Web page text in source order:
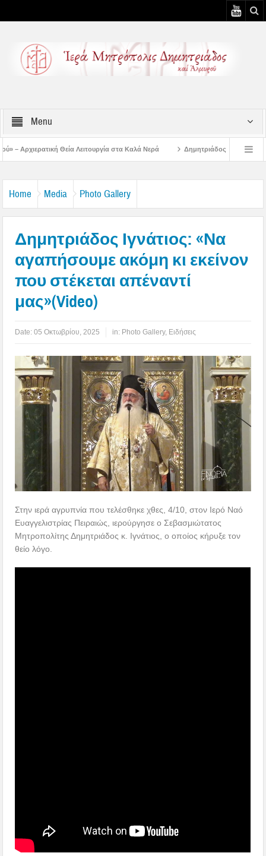
Menu
στα Καλά Νερά Δημητριάδος Ιγνάτιος: «Ο Ναός είναι ο τόπος
Home Media Photo Gallery
Δημητριάδος Ιγνάτιος: «Να
αγαπήσουμε ακόμη κι εκείνον
που στέκεται απέναντί
μας»(Video)
Date:05 Οκτωβρίου, 2025 in: Photo Gallery, Ειδήσεις
Στην ιερά αγρυπνία που τελέσθηκε χθες, 4/10, στον Ιερό Ναό
Ευαγγελιστρίας Πειραιώς, ιερούργησε ο Σεβασμιώτατος
Μητροπολίτης Δημητριάδος κ. Ιγνάτιος, ο οποίος κήρυξε τον
θείο λόγο.